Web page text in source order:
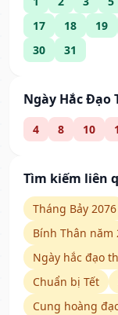
17
18 19
30
31
Ngày Hắc Đạo
4 8 10
Tìm kiếm liên
Tháng Bảy 2076
Bính Thân năm
Ngày hắc đạo
Chuẩn bị Tết
Cung hoàng